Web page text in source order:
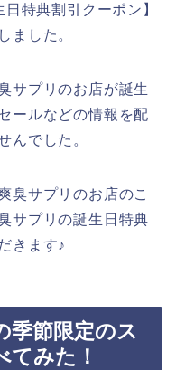
特典割引クーポン】
ました。
サプリのお店が誕生
ールなどの情報を配
んでした。
臭サプリのお店のこ
サプリの誕生日特典
きます♪
季節限定のス
てみた！